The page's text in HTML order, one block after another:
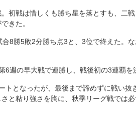
初戦は惜しくも勝ち星を落とすも、二
きた。
8勝5敗2分勝ち点3と、3位で終えた。
6週の早大戦で連勝し、戦後初の3連覇を
トとなったが、最後まで諦めずに戦い抜
と粘り強さを胸に、秋季リーグ戦では